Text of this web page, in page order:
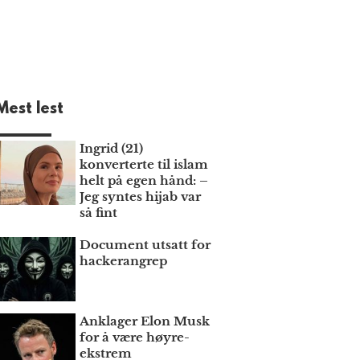
lest
Ingrid (21)
konverterte til islam
helt på egen hånd: –
Jeg syntes hijab var
så fint
Document utsatt for
hackerangrep
Anklager Elon Musk
for å være høyre­
ekstrem